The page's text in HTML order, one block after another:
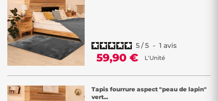
5/5 - 1 avis
59,90 € L'Unité
Tapis fourrure aspect "peau de lapin"
vert...